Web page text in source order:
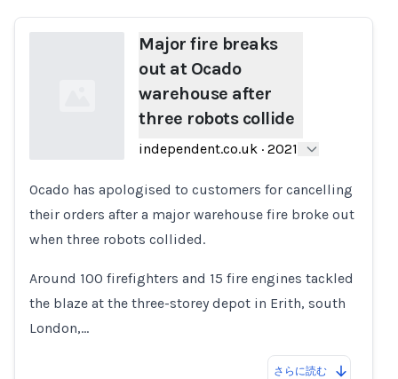
Loading...
Major fire breaks
out at Ocado
warehouse after
three robots collide
independent.co.uk · 2021
Ocado has apologised to customers for cancelling
their orders after a major warehouse fire broke out
when three robots collided.
Around 100 firefighters and 15 fire engines tackled
the blaze at the three-storey depot in Erith, south
London,…
さらに読む